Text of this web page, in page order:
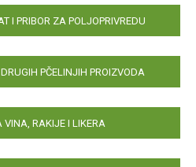
I PRIBOR ZA POLJOPRIVREDU
PČELINJIH PROIZVODA
VINA, RAKIJE I LIKERA